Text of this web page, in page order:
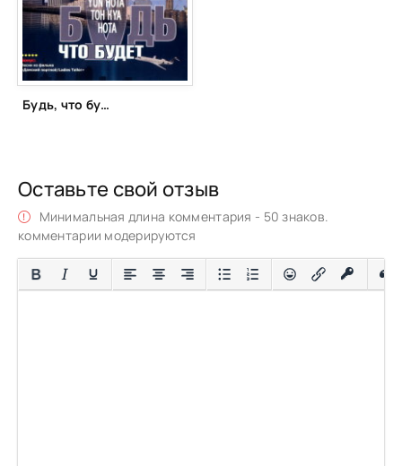
Будь, что будет (2006)
Оставьте свой отзыв
Минимальная длина комментария - 50 знаков.
комментарии модерируются